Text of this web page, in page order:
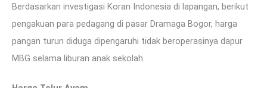
Berdasarkan investigasi Koran Indonesia di lapangan, berikut
pengakuan para pedagang di pasar Dramaga Bogor, harga
pangan turun diduga dipengaruhi tidak beroperasinya dapur
MBG selama liburan anak sekolah.